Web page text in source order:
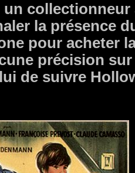
collectionneur
la présence
pour acheter
précision
de suivre